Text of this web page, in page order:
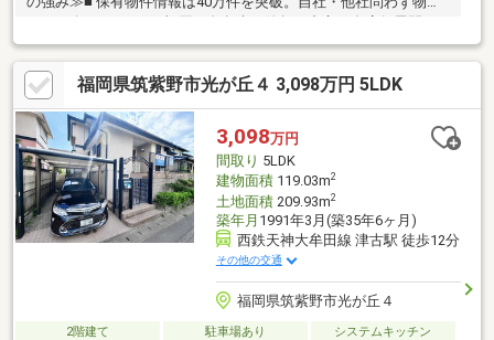
をご紹介しています■福岡・久留米・佐賀を中心に多店舗展開し
ており、地域の各店舗が担当エリアの物件情報を収集・登録し、
全店で共有しているから物件情報には自信があります。駅前不動
産の店舗ネットワークで蓄積した物件情報は、今や40万件を突破
しました。
福岡県筑紫野市光が丘４ 3,098万円 5LDK
3,098万円
間取り 5LDK
建物面積119.03m2
土地面積209.93m2
築年月 1991年3月(築35年6ヶ月)
西鉄天神大牟田線 津古駅 徒歩12分
その他の交通
福岡県筑紫野市光が丘４
2階建て 駐車場あり システムキッチン